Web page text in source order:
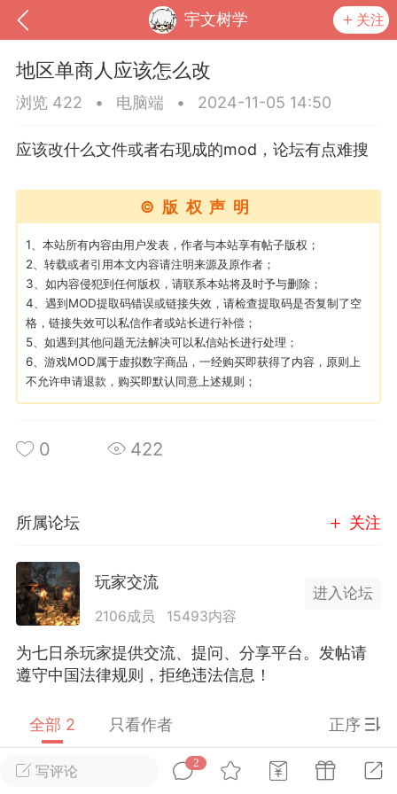
宇文树学 关注
我的钱包 道具 排行榜
MOD下载 攻略教程 联机招募
大人
单机辅助引流私下售卖服务器外挂！
作弊模组在联机服务器使用,为了维护游
环境，中文网特此发布以下声明，规范
模组的发布行为：1. *...
汉
大人
Lv.8
写评论
2
地区单商人应该怎么改
浏览 422 • 电脑端 • 2024-11-05 14:50
应该改什么文件或者右现成的mod，论坛有点难搜
©版权声明
1、本站所有内容由用户发表，作者与本站享有帖子版权；
2、转载或者引用本文内容请注明来源及原作者；
3、如内容侵犯到任何版权，请联系本站将及时予与删除；
4、遇到MOD提取码错误或链接失效，请检查提取码是否复制了空
格，链接失效可以私信作者或站长进行补偿；
5、如遇到其他问题无法解决可以私信站长进行处理；
6、游戏MOD属于虚拟数字商品，一经购买即获得了内容，原则上
不允许申请退款，购买即默认同意上述规则；
0 422
所属论坛 关注
玩家交流
2106成员 15493内容
进入论坛
为七日杀玩家提供交流、提问、分享平台。发帖请
遵守中国法律规则，拒绝违法信息！
全部 2 只看作者 正序